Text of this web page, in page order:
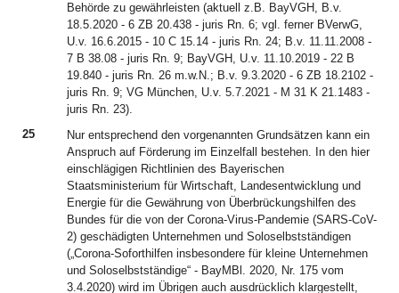
Behörde zu gewährleisten (aktuell z.B. BayVGH, B.v.
18.5.2020 - 6 ZB 20.438 - juris Rn. 6; vgl. ferner BVerwG,
U.v. 16.6.2015 - 10 C 15.14 - juris Rn. 24; B.v. 11.11.2008 -
7 B 38.08 - juris Rn. 9; BayVGH, U.v. 11.10.2019 - 22 B
19.840 - juris Rn. 26 m.w.N.; B.v. 9.3.2020 - 6 ZB 18.2102 -
juris Rn. 9; VG München, U.v. 5.7.2021 - M 31 K 21.1483 -
juris Rn. 23).
25
Nur entsprechend den vorgenannten Grundsätzen kann ein
Anspruch auf Förderung im Einzelfall bestehen. In den hier
einschlägigen Richtlinien des Bayerischen
Staatsministerium für Wirtschaft, Landesentwicklung und
Energie für die Gewährung von Überbrückungshilfen des
Bundes für die von der Corona-Virus-Pandemie (SARS-CoV-
2) geschädigten Unternehmen und Soloselbstständigen
(„Corona-Soforthilfen insbesondere für kleine Unternehmen
und Soloselbstständige“ - BayMBl. 2020, Nr. 175 vom
3.4.2020) wird im Übrigen auch ausdrücklich klargestellt,